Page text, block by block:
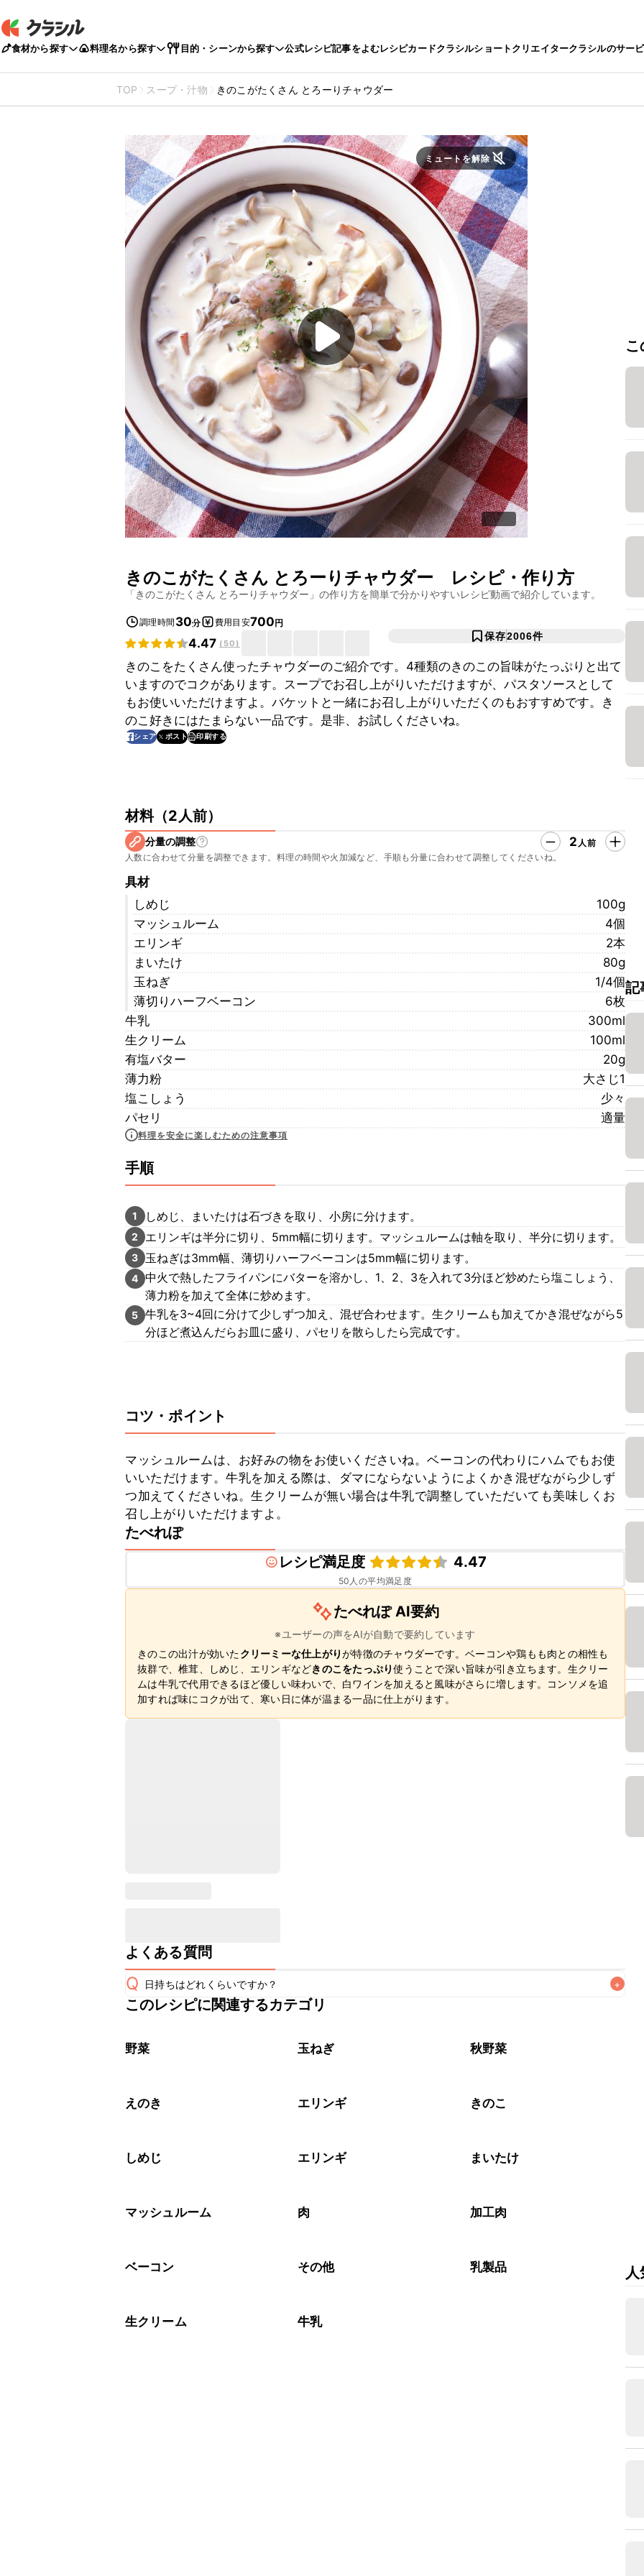
食材から探す 料理名から探す 目的・シーンから探す 公式レシピ記事をよむレシピカードクラシルショートクリエイタークラシルのサー
TOP スープ・汁物 きのこがたくさん とろーりチャウダー
ミュートを解除
きのこがたくさん とろーりチャウダー レシピ・作り方
「きのこがたくさん とろーりチャウダー 」の作り方を簡単で分かりやすいレシピ動画で紹介しています。
調理時間 30分 費用目安700円
4.47 ( 50)
保存2006件
きのこをたくさん使ったチャウダーのご紹介です。4種類のきのこの旨味がたっぷりと出て
いますのでコクがあります。スープでお召し上がりいただけますが、パスタソースとして
もお使いいただけますよ。バケットと一緒にお召し上がりいただくのもおすすめです。き
のこ好きにはたまらない一品です。是非、お試しくださいね。
シェア ポスト 印刷する
材料（2人前）
分量の調整 2 人前
人数に合わせて分量を調整できます。料理の時間や火加減など、手順も分量に合わせて調整してくださいね。
具材
しめじ
100g
マッシュルーム
4個
エリンギ
2本
まいたけ
80g
玉ねぎ
1/4個
薄切りハーフベーコン
6枚
牛乳
300ml
生クリーム
100ml
有塩バター
20g
薄力粉
大さじ1
塩こしょう
少々
パセリ
適量
料理を安全に楽しむための注意事項
手順
1 しめじ、まいたけは石づきを取り、小房に分けます。
2 エリンギは半分に切り、5mm幅に切ります。マッシュルームは軸を取り、半分に切ります。
3 玉ねぎは3mm幅、薄切りハーフベーコンは5mm幅に切ります。
4 中火で熱したフライパンにバターを溶かし、1、2、3を入れて3分ほど炒めたら塩こしょう、
薄力粉を加えて全体に炒めます。
5 牛乳を3~4回に分けて少しずつ加え、混ぜ合わせます。生クリームも加えてかき混ぜながら5
分ほど煮込んだらお皿に盛り、パセリを散らしたら完成です。
コツ・ポイント
マッシュルームは、お好みの物をお使いくださいね。ベーコンの代わりにハムでもお使
いいただけます。牛乳を加える際は、ダマにならないようによくかき混ぜながら少しず
つ加えてくださいね。生クリームが無い場合は牛乳で調整していただいても美味しくお
召し上がりいただけますよ。
たべれぽ
レシピ満足度
4.47
50 人の平均満足度
たべれぽ AI要約
※ユーザーの声をAIが自動で要約しています
きのこの出汁が効いたクリーミーな仕上がりが特徴のチャウダーです。ベーコンや鶏もも肉との相性も
抜群で、椎茸、しめじ、エリンギなどきのこをたっぷり使うことで深い旨味が引き立ちます。生クリー
ムは牛乳で代用できるほど優しい味わいで、白ワインを加えると風味がさらに増します。コンソメを追
加すれば味にコクが出て、寒い日に体が温まる一品に仕上がります。
よくある質問
Q 日持ちはどれくらいですか？ +
保存期間は冷蔵で翌日中が目安です。なるべくお早めにお召し上がりください。
※日持ちは目安です。
このレシピに関連するカテゴリ
野菜 玉ねぎ 秋野菜
えのき エリンギ きのこ
しめじ エリンギ まいたけ
マッシュルーム 肉 加工肉
ベーコン その他 乳製品
生クリーム 牛乳
記